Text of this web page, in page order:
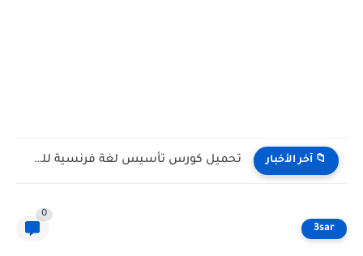
آخر الأخبار تحميل كراسة تسميع كلمات اللغة الفرنسية للصف الأول الثانوى الترم...